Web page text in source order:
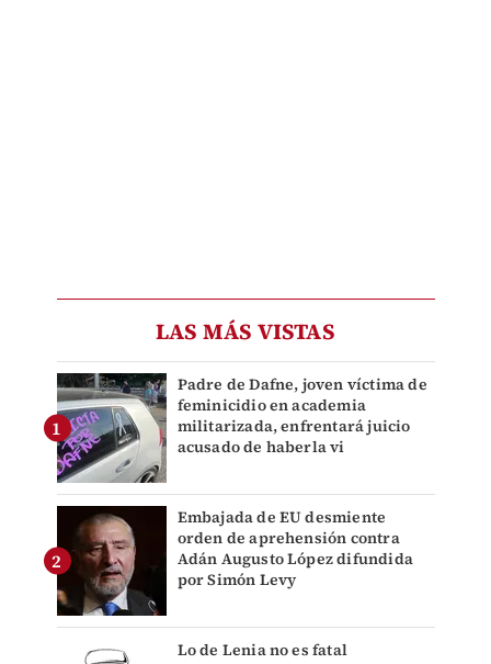
LAS MÁS VISTAS
Padre de Dafne, joven víctima de
feminicidio en academia
militarizada, enfrentará juicio
acusado de haberla vi
Embajada de EU desmiente
orden de aprehensión contra
Adán Augusto López difundida
por Simón Levy
Lo de Lenia no es fatal